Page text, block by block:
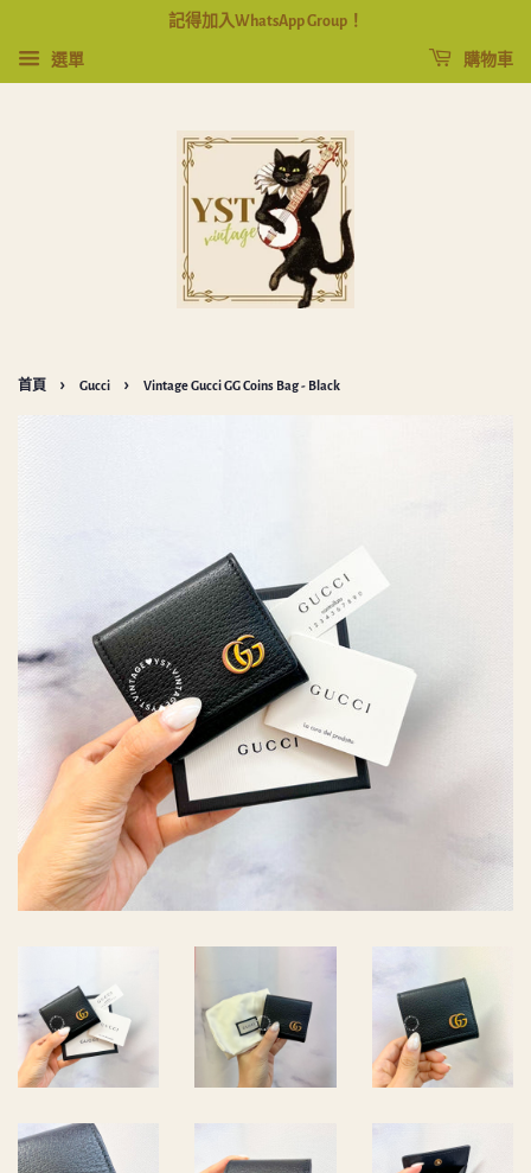
記得加入WhatsApp Group！
選單 購物車
首頁 › Gucci › Vintage Gucci GG Coins Bag - Black